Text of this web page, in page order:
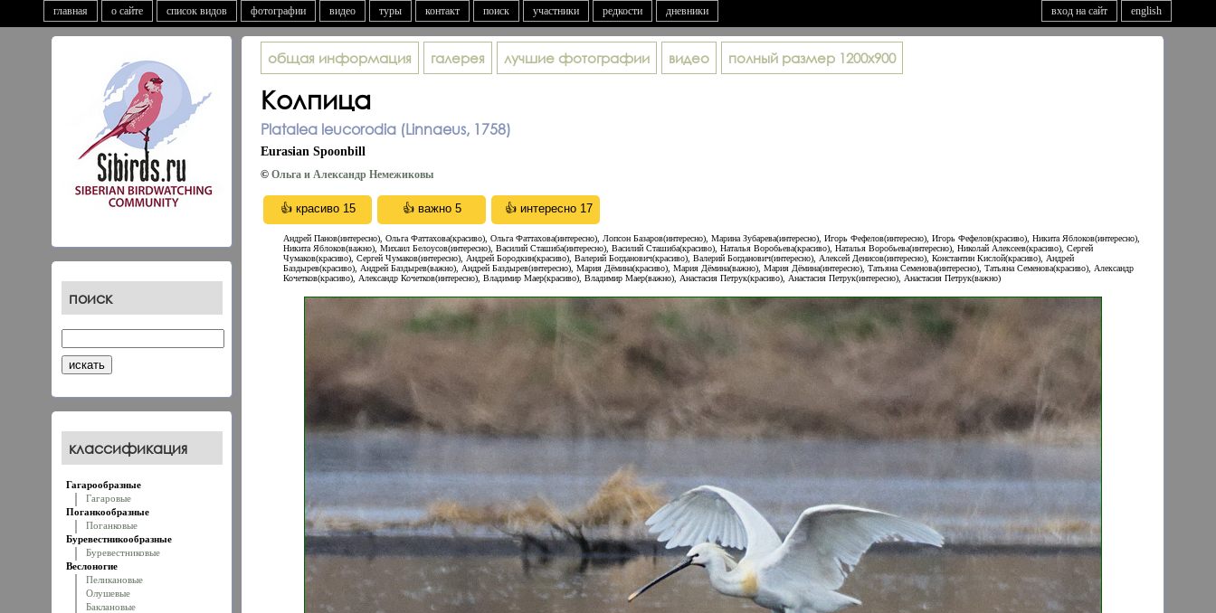
главная о сайте список видов фотографии видео туры контакт поиск участники редкости дневники english
вход на сайт
поиск
классификация
Гагарообразные
Гагаровые
Поганкообразные
Поганковые
Буревестникообразные
Буревестниковые
Веслоногие
Пеликановые
Олушевые
Баклановые
общая информация галерея лучшие фотографии видео полный размер 1200x900
Колпица
Platalea leucorodia (Linnaeus, 1758)
Eurasian Spoonbill
© Ольга и Александр Немежиковы
Андрей Панов(интересно), Oльга Фаттахова(красиво), Oльга Фаттахова(интересно), Лопсон Базаров(интересно), Марина Зубарева(интересно), Игорь Фефелов(интересно), Игорь Фефелов(красиво), Никита Яблоков(интересно),
Никита Яблоков(важно), Михаил Белоусов(интересно), Василий Сташиба(интересно), Василий Сташиба(красиво), Наталья Воробьева(красиво), Наталья Воробьева(интересно), Николай Алексеев(красиво), Сергей
Чумаков(красиво), Сергей Чумаков(интересно), Андрей Бородкин(красиво), Валерий Богданович(красиво), Валерий Богданович(интересно), Алексей Денисов(интересно), Константин Кислой(красиво), Андрей
Баздырев(красиво), Андрей Баздырев(важно), Андрей Баздырев(интересно), Мария Дёмина(красиво), Мария Дёмина(важно), Мария Дёмина(интересно), Татьяна Семенова(интересно), Татьяна Семенова(красиво), Александр
Кочетков(красиво), Александр Кочетков(интересно), Владимир Маер(красиво), Владимир Маер(важно), Анастасия Петрук(красиво), Анастасия Петрук(интересно), Анастасия Петрук(важно)